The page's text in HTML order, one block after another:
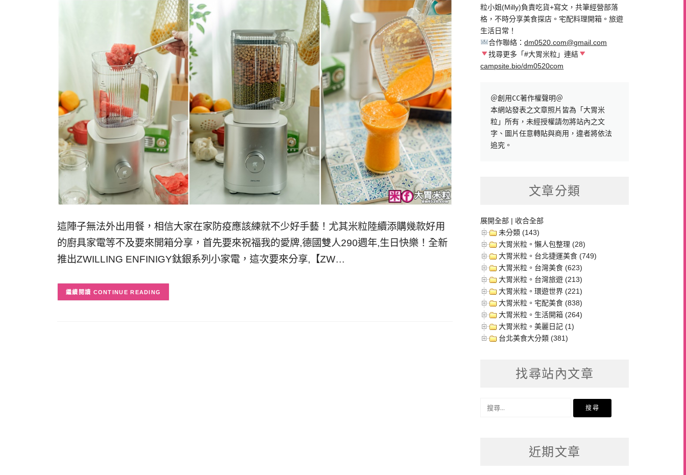
這陣子無法外出用餐，相信大家在家防疫應該練就不少好手藝！尤其米粒陸續添購幾款好用
的廚具家電等不及要來開箱分享，首先要來祝福我的愛牌,德國雙人290週年,生日快樂！全新
推出ZWILLING ENFINIGY鈦銀系列小家電，這次要來分享,【ZW…
CONTINUE READING
粒小姐(Milly)負責吃貨+寫文，共筆經營部落
格，不時分享美食探店。宅配料理開箱。旅遊
生活日常！
合作聯絡：dm0520.com@gmail.com
找尋更多「#大胃米粒」連結
campsite.bio/dm0520com
＠創用CC著作權聲明＠
本網站發表之文章照片皆為「大胃米
粒」所有，未經授權請勿將站內之文
字、圖片任意轉貼與商用，違者將依法
追究。
文章分類
展開全部 | 收合全部
未分類 (143)
大胃米粒。懶人包整理 (28)
大胃米粒。台北捷運美食 (749)
大胃米粒。台灣美食 (623)
大胃米粒。台灣旅遊 (213)
大胃米粒。環遊世界 (221)
大胃米粒。宅配美食 (838)
大胃米粒。生活開箱 (264)
大胃米粒。美麗日記 (1)
台北美食大分類 (381)
找尋站內文章
近期文章